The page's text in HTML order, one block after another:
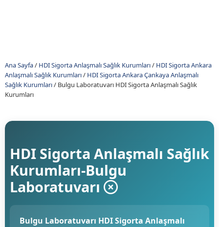
Ana Sayfa/ HDI Sigorta Anlaşmalı Sağlık Kurumları/ HDI Sigorta Ankara
Anlaşmalı Sağlık Kurumları/ HDI Sigorta Ankara Çankaya Anlaşmalı
Sağlık Kurumları/ Bulgu Laboratuvarı HDI Sigorta Anlaşmalı Sağlık
Kurumları
HDI Sigorta Anlaşmalı Sağlık
Kurumları-Bulgu
Laboratuvarı
Bulgu Laboratuvarı HDI Sigorta Anlaşmalı